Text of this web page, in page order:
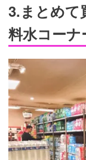
3.まとめて
料水コーナ